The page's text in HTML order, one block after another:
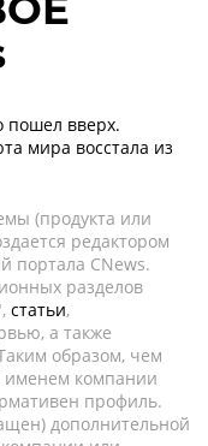
пошел вверх.
мира восстала из
(продукта или
редактором
портала CNews.
разделов
статьи,
а также
образом, чем
именем компании
профиль.
дополнительной